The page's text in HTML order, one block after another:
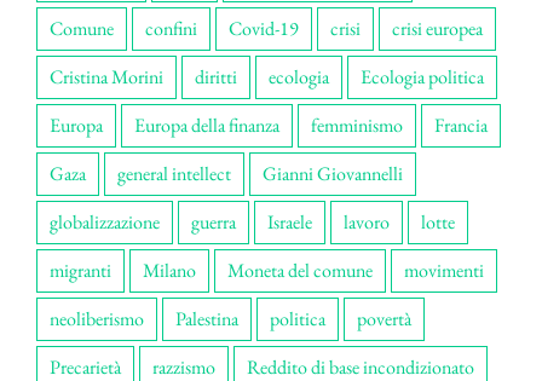
Comune
confini Covid-19 crisi
crisi europea
Cristina Morini
diritti ecologia
Ecologia politica
Europa
Europa della finanza femminismo
Francia
Gaza
general intellect
Gianni Giovannelli
globalizzazione
guerra Israele lavoro
lotte
migranti
Milano Moneta del comune
movimenti
neoliberismo
Palestina politica
povertà
Precarietà
razzismo Reddito di base incondizionato